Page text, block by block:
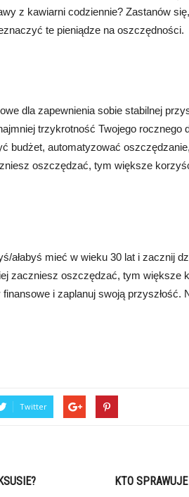
z kawiarni codziennie? Zastanów
te pieniądze na oszczędności.
dla zapewnienia sobie stabilnej
trzykrotność Twojego rocznego
budżet, automatyzować
oszczędzać, tym większe
ałabyś mieć w wieku 30 lat i zacznij
zaczniesz oszczędzać, tym większe
i zaplanuj swoją przyszłość.
Twitter
KTO